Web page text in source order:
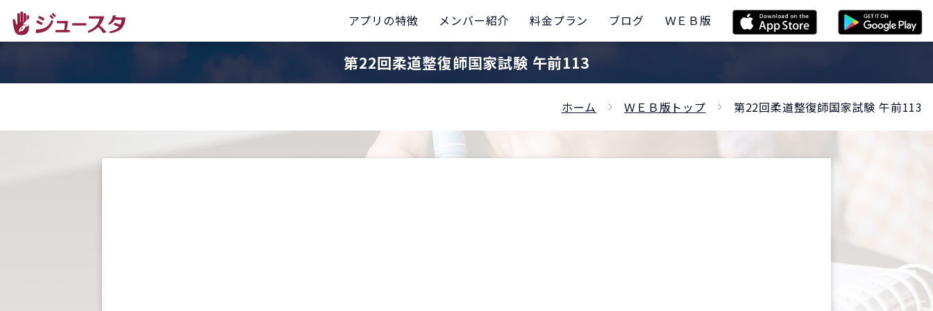
アプリの特徴 メンバー紹介 料金プラン ブログ ＷＥＢ版
第22回柔道整復師国家試験 午前113
ホーム ＷＥＢ版トップ 第22回柔道整復師国家試験 午前113